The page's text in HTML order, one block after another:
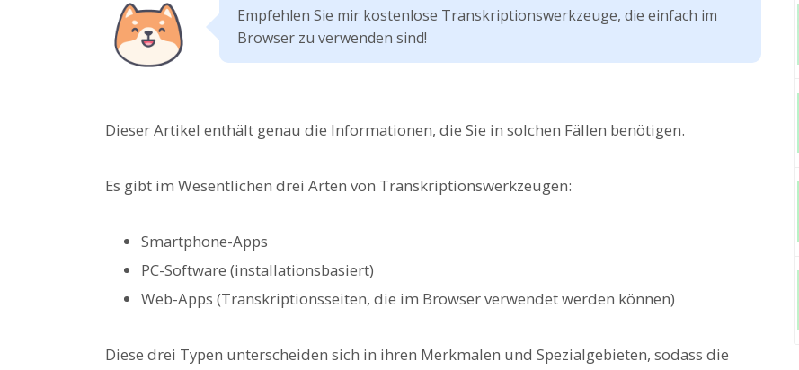
Empfehlen Sie mir kostenlose Transkriptionswerkzeuge, die einfach im
Browser zu verwenden sind!
Dieser Artikel enthält genau die Informationen, die Sie in solchen Fällen benötigen.
Es gibt im Wesentlichen drei Arten von Transkriptionswerkzeugen:
Smartphone-Apps
PC-Software (installationsbasiert)
Web-Apps (Transkriptionsseiten, die im Browser verwendet werden können)
Diese drei Typen unterscheiden sich in ihren Merkmalen und Spezialgebieten, sodass die